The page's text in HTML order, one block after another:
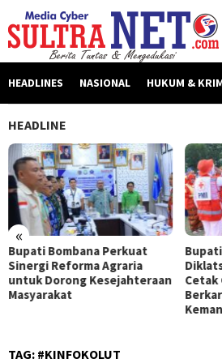
konten
HEADLINES NASIONAL HUKUM &
HEADLINE
«
Bupati Bombana Perkuat
Sinergi Reforma Agraria
untuk Dorong Kesejahteraan
Masyarakat
Cetak
TAG: #KINFOKOLUT